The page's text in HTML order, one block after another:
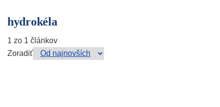
hydrokéla
1 zo 1 článkov
Zoradiť